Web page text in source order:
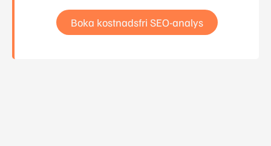
Boka kostnadsfri SEO-analys